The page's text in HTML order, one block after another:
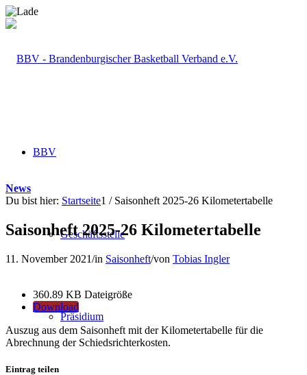
BBV
Geschäftsstelle
Präsidium
News
Du bist hier: Startseite1 / Saisonheft 2025-26 Kilometertabelle
Saisonheft 2025-26 Kilometertabelle
11. November 2021/in Saisonheft/von Tobias Ingler
360.89 KB Dateigröße
Download
Auszug aus dem Saisonheft mit der Kilometertabelle für die
Abrechnung der Schiedsrichterkosten.
Eintrag teilen